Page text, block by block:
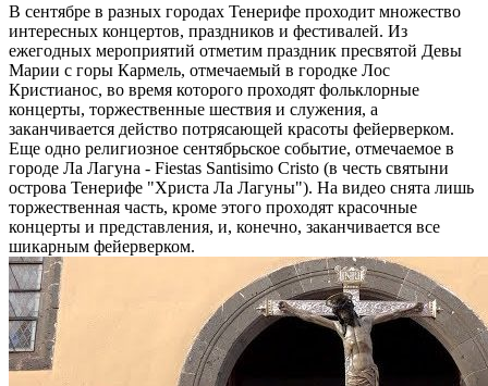
В сентябре в разных городах Тенерифе проходит множество
интересных концертов, праздников и фестивалей. Из
ежегодных мероприятий отметим праздник пресвятой Девы
Марии с горы Кармель, отмечаемый в городке Лос
Кристианос, во время которого проходят фольклорные
концерты, торжественные шествия и служения, а
заканчивается действо потрясающей красоты фейерверком.
Еще одно религиозное сентябрьское событие, отмечаемое в
городе Ла Лагуна - Fiestas Santisimo Cristo (в честь святыни
острова Тенерифе "Христа Ла Лагуны"). На видео снята лишь
торжественная часть, кроме этого проходят красочные
концерты и представления, и, конечно, заканчивается все
шикарным фейерверком.